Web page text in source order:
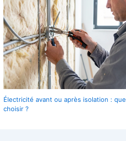
Électricité avant ou après isolation : que
choisir ?